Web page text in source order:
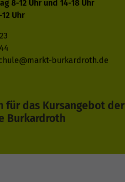
8-12 Uhr und 14-18 Uhr
Uhr
burkardroth.de
für das Kursangebot der
Burkardroth